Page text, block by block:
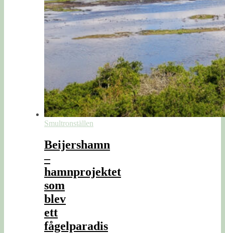
Smultronställen
Beijershamn
–
hamnprojektet
som
blev
ett
fågelparadis